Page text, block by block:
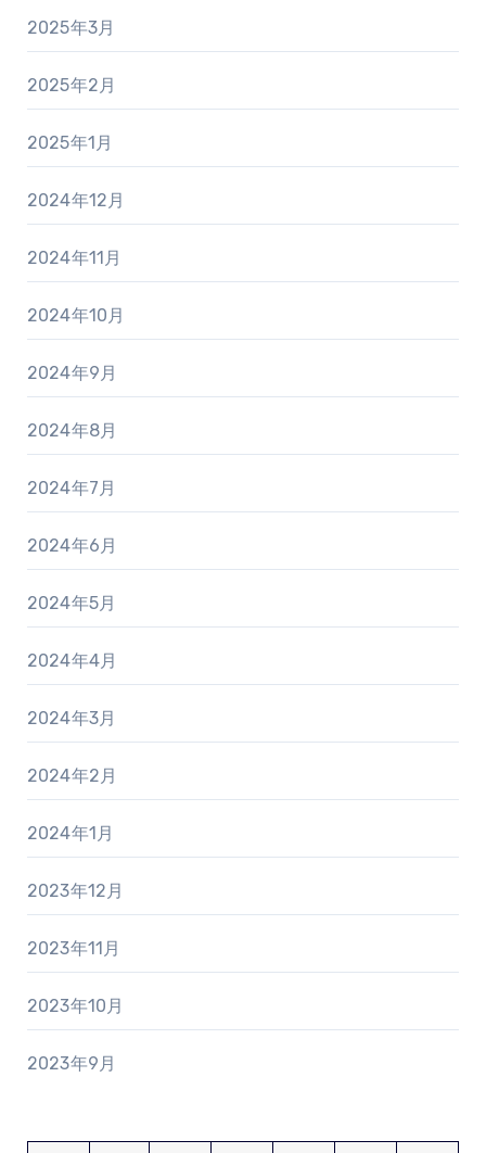
2025年3月
2025年2月
2025年1月
2024年12月
2024年11月
2024年10月
2024年9月
2024年8月
2024年7月
2024年6月
2024年5月
2024年4月
2024年3月
2024年2月
2024年1月
2023年12月
2023年11月
2023年10月
2023年9月